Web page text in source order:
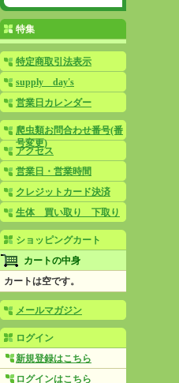
特集
特定商取引法表示
supply day's
営業日カレンダー
爬虫類お問合わせ番号(番
号変更)
アクセス
営業日・営業時間
クレジットカード決済
生体 買い取り 下取り
ショッピングカート
カートの中身
カートは空です。
メールマガジン
ログイン
新規登録はこちら
ログインはこちら